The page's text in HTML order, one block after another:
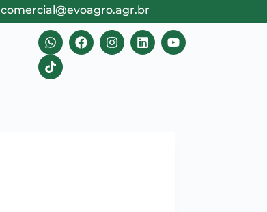
comercial@evoagro.agr.br